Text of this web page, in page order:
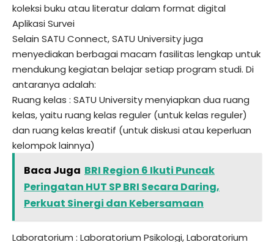
koleksi buku atau literatur dalam format digital
Aplikasi Survei
Selain SATU Connect, SATU University juga
menyediakan berbagai macam fasilitas lengkap untuk
mendukung kegiatan belajar setiap program studi. Di
antaranya adalah:
Ruang kelas : SATU University menyiapkan dua ruang
kelas, yaitu ruang kelas reguler (untuk kelas reguler)
dan ruang kelas kreatif (untuk diskusi atau keperluan
kelompok lainnya)
Baca Juga BRI Region 6 Ikuti Puncak
Peringatan HUT SP BRI Secara Daring,
Perkuat Sinergi dan Kebersamaan
Laboratorium : Laboratorium Psikologi, Laboratorium